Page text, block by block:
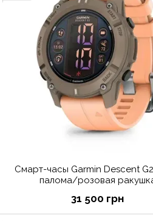
Смарт-часы Garmin Descent
палома/розовая
31 500 грн